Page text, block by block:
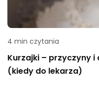
4 min czytania
Kurzajki – przyczyny
(kiedy do lekarza)